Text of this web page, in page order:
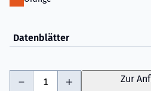
Datenblätter
Zur